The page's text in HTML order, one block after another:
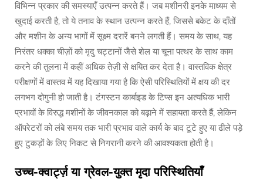
विभिन्न प्रकार की समस्याएँ उत्पन्न करते हैं। जब मशीनरी इनके माध्यम से
खुदाई करती है, तो ये तनाव के स्थान उत्पन्न करते हैं, जिससे बकेट के दाँतों
और मशीन के अन्य भागों में सूक्ष्म दरारें बनने लगती हैं। समय के साथ, यह
निरंतर धक्का चीज़ों को मृदु चट्टानों जैसे शेल या चूना पत्थर के साथ काम
करने की तुलना में कहीं अधिक तेज़ी से क्षयित कर देता है। वास्तविक क्षेत्र
परीक्षणों में वास्तव में यह दिखाया गया है कि ऐसी परिस्थितियों में क्षय की दर
लगभग दोगुनी हो जाती है। टंगस्टन कार्बाइड के टिप्स इन अत्यधिक भारी
प्रभावों के विरुद्ध मशीनों के जीवनकाल को बढ़ाने में सहायता करते हैं, लेकिन
ऑपरेटरों को लंबे समय तक भारी प्रभाव वाले कार्य के बाद टूटे हुए या ढीले पड़े
हुए टुकड़ों के लिए निकट से निगरानी करने की आवश्यकता होती है।
उच्च-क्वार्ट्ज़ या ग्रेवल-युक्त मृदा परिस्थितियाँ